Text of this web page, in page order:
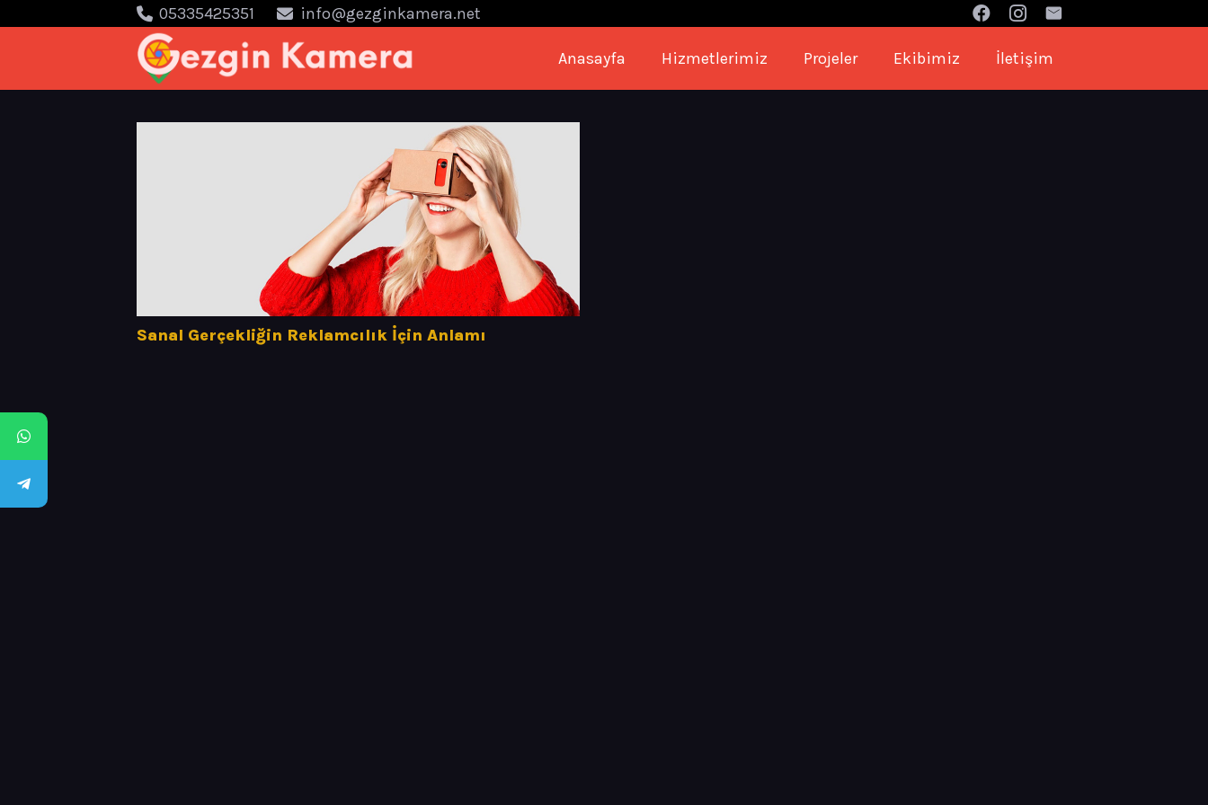
05335425351 info@gezginkamera.net
Anasayfa Hizmetlerimiz Projeler Ekibimiz İletişim
Sanal Gerçekliğin Reklamcılık İçin Anlamı